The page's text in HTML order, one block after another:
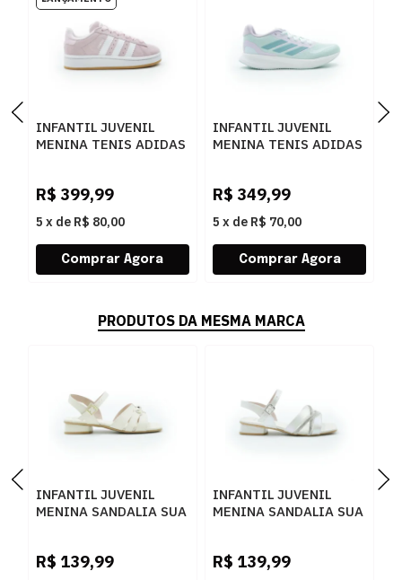
INFANTIL JUVENIL
MENINA TENIS ADIDAS
R$ 399,99
5 x de R$ 80,00
INFANTIL JUVENIL
MENINA TENIS ADIDAS
R$ 349,99
5 x de R$ 70,00
PRODUTOS DA MESMA MARCA
INFANTIL JUVENIL
MENINA SANDALIA SUA
NAPASOFTLICHANTILLY
R$ 139,99
INFANTIL JUVENIL
MENINA SANDALIA SUA
R$ 139,99